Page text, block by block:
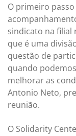
O primeiro
sindicato na filial
que é uma
questão de
quando
melhorar as
Antonio Neto,
reunião.
O Solidarity